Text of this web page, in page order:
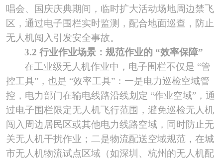
唱会、国庆庆典期间，临时扩大活动场地周边禁飞
区，通过电子围栏实时监测，配合地面巡查，防止
无人机闯入引发安全事故。
3.2 行业作业场景：规范作业的 “效率保障”
在工业级无人机作业中，电子围栏不仅是 “管
控工具”，也是 “效率工具”：一是电力巡检空域管
控，电力部门在输电线路沿线划定 “作业空域”，通
过电子围栏限定无人机飞行范围，避免巡检无人机
闯入周边居民区或其他电力线路空域，同时防止无
关无人机干扰作业；二是物流配送空域规范，在城
市无人机物流试点区域（如深圳、杭州的无人机配